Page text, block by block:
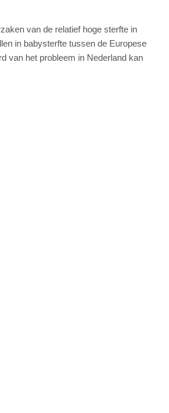
van de relatief hoge sterfte in
in babysterfte tussen de Europese
van het probleem in Nederland kan